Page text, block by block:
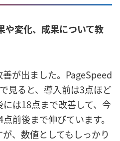
変化、成果について教
が出ました。PageSpeed
見ると、導入前は3点ほど
は18点まで改善して、今
前後まで伸びています。
、数値としてもしっかり